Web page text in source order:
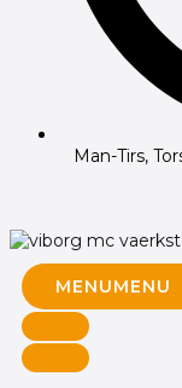
Man-Tirs,
MENUMENU